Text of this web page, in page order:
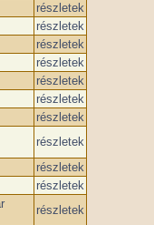
részletek
részletek
részletek
részletek
részletek
részletek
részletek
részletek
részletek
részletek
részletek